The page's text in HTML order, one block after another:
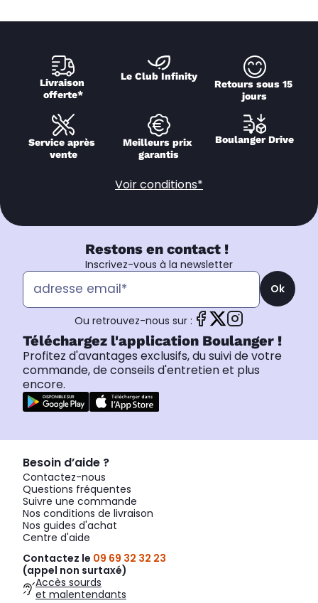
Livraison
offerte*
Le Club Infinity
Retours sous 15
jours
Service après
vente
Meilleurs prix
garantis
Boulanger Drive
Voir conditions*
Restons en contact !
Inscrivez-vous à la newsletter
Ok
Ou retrouvez-nous sur :
Téléchargez l'application Boulanger !
Profitez d'avantages exclusifs, du suivi de votre
commande, de conseils d'entretien et plus
encore.
Besoin d’aide ?
Contactez-nous
Questions fréquentes
Suivre une commande
Nos conditions de livraison
Nos guides d'achat
Centre d'aide
Contactez le 09 69 32 32 23
(appel non surtaxé)
Accès sourds
et malentendants